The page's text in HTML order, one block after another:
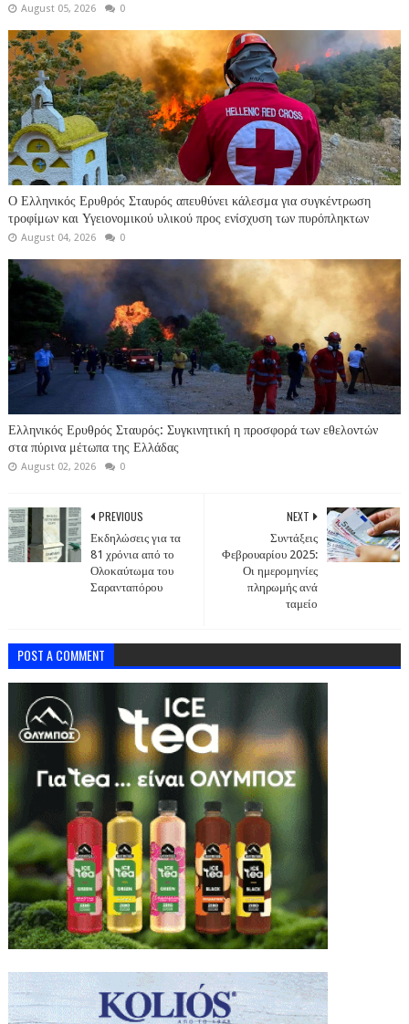
August 05, 2026 0
Ο Ελληνικός Ερυθρός Σταυρός απευθύνει κάλεσμα για συγκέντρωση
τροφίμων και Υγειονομικού υλικού προς ενίσχυση των πυρόπληκτων
August 04, 2026 0
Ελληνικός Ερυθρός Σταυρός: Συγκινητική η προσφορά των εθελοντών
στα πύρινα μέτωπα της Ελλάδας
August 02, 2026 0
NEXT
Συντάξεις
Φεβρουαρίου 2025:
Οι ημερομηνίες
πληρωμής ανά
ταμείο
PREVIOUS
Εκδηλώσεις για τα
81 χρόνια από το
Ολοκαύτωμα του
Σαρανταπόρου
POST A COMMENT